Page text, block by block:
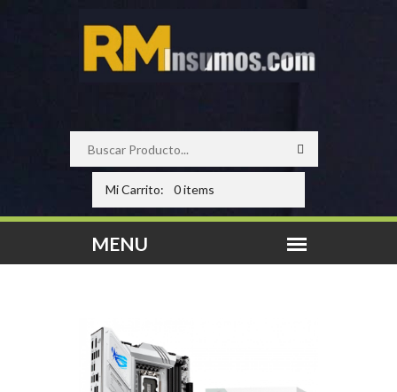
Mi Carrito: 0 items